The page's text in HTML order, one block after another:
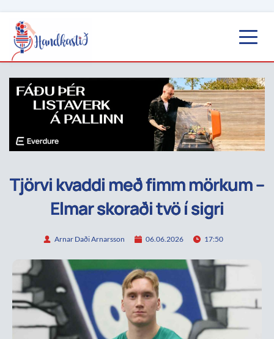
Tjörvi kvaddi með fimm mörkum –
Elmar skoraði tvö í sigri
Arnar Daði Arnarsson 06.06.2026 17:50